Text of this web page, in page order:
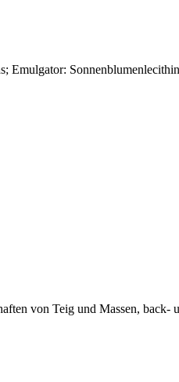
Emulgator:
von Teig und Massen, back-